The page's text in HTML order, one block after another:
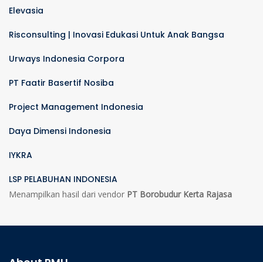
Elevasia
Risconsulting | Inovasi Edukasi Untuk Anak Bangsa
Urways Indonesia Corpora
PT Faatir Basertif Nosiba
Project Management Indonesia
Daya Dimensi Indonesia
IYKRA
LSP PELABUHAN INDONESIA
Menampilkan hasil dari vendor PT Borobudur Kerta Rajasa